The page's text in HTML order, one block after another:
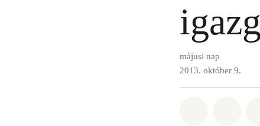
májusi nap
2013. október 9.